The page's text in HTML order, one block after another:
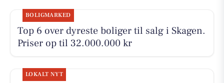
BOLIGMARKED
Top 6 over dyreste boliger til salg i Skagen.
Priser op til 32.000.000 kr
LOKALT NYT